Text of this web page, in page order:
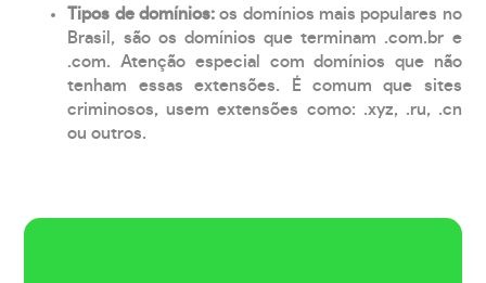
Tipos de domínios:os domínios mais populares no
Brasil, são os domínios que terminam .com.br e
.com. Atenção especial com domínios que não
tenham essas extensões. É comum que sites
criminosos, usem extensões como: .xyz, .ru, .cn
ou outros.